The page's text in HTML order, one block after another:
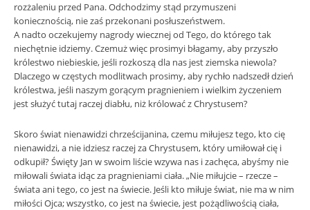
rozżaleniu przed Pana. Odchodzimy stąd przymuszeni
koniecznością, nie zaś przekonani posłuszeństwem.
A nadto oczekujemy nagrody wiecznej od Tego, do którego tak
niechętnie idziemy. Czemuż więc prosimyi błagamy, aby przyszło
królestwo niebieskie, jeśli rozkoszą dla nas jest ziemska niewola?
Dlaczego w częstych modlitwach prosimy, aby rychło nadszedł dzień
królestwa, jeśli naszym gorącym pragnieniem i wielkim życzeniem
jest służyć tutaj raczej diabłu, niż królować z Chrystusem?
Skoro świat nienawidzi chrześcijanina, czemu miłujesz tego, kto cię
nienawidzi, a nie idziesz raczej za Chrystusem, który umiłował cię i
odkupił? Święty Jan w swoim liście wzywa nas i zachęca, abyśmy nie
miłowali świata idąc za pragnieniami ciała. „Nie miłujcie – rzecze –
świata ani tego, co jest na świecie. Jeśli kto miłuje świat, nie ma w nim
miłości Ojca; wszystko, co jest na świecie, jest pożądliwością ciała,